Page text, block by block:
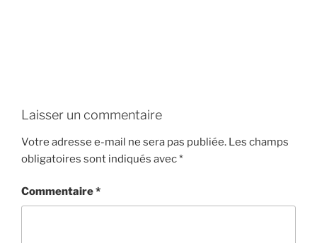
Laisser un commentaire
Votre adresse e-mail ne sera pas publiée. Les champs
obligatoires sont indiqués avec*
Commentaire*